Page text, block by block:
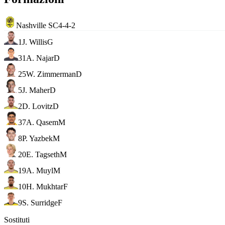
Nashville SC4-4-2
1J. WillisG
31 A. NajarD
25W. ZimmermanD
5J. MaherD
2D. LovitzD
37A. QasemM
8P. YazbekM
20E. TagsethM
19A. MuylM
10H. MukhtarF
9S. SurridgeF
Sostituti